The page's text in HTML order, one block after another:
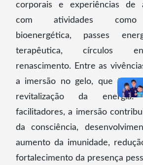
corporais e experiências de
com atividades como
bioenergética, passes
terapêutica, círculos
renascimento. Entre as
a imersão no gelo, que
revitalização da
facilitadores, a imersão
da consciência,
aumento da imunidade,
fortalecimento da presença